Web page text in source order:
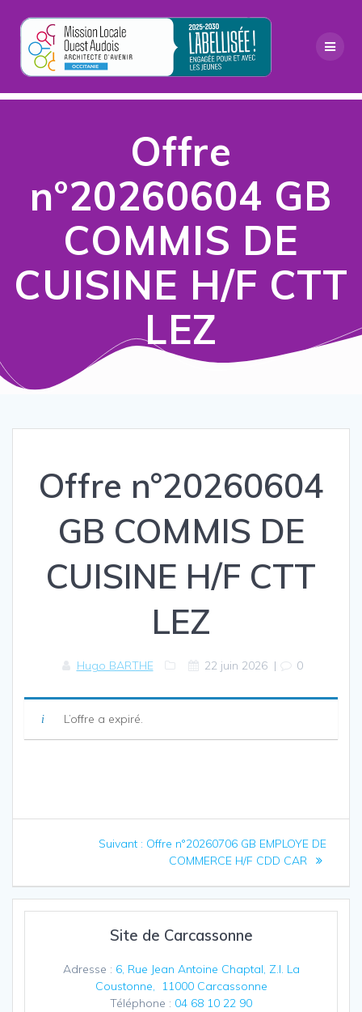
au
contenu
Offre
n°20260604 GB
COMMIS DE
CUISINE H/F CTT
LEZ
Offre n°20260604
GB COMMIS DE
CUISINE H/F CTT
LEZ
Hugo BARTHE 22 juin 2026| 0
L’offre a expiré.
Navigation
l’article
Suivant : Article
suivant
Offre n°20260706 GB EMPLOYE DE
COMMERCE H/F CDD CAR
Site de Carcassonne
Adresse : 6, Rue Jean Antoine Chaptal, Z.I. La
Coustonne, 11000 Carcassonne
Téléphone : 04 68 10 22 90